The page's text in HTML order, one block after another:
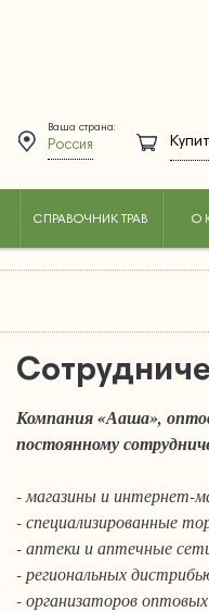
Ваша страна:
Россия
СПРАВОЧНИК ТРАВ О
Компания «Ааша»,
постоянному
- магазины и интернет-
- специализированные
- аптеки и аптечные
- региональных
- организаторов оптовых